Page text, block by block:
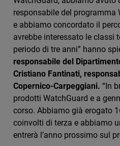
responsabile del programma
e abbiamo concordato il
avrebbe interessato le classi
periodo di tre anni” hanno
responsabile del
Cristiano Fantinati,
Copernico-Carpeggiani. “In
prodotti WatchGuard e a
corso. Abbiamo già erogato
coinvolti di terza e abbiamo
entrerà l’anno prossimo sul